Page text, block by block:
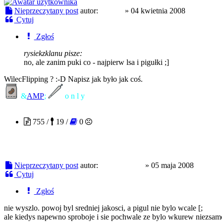
Nieprzeczytany post autor: » 04 kwietnia 2008
Cytuj
Zgłoś
rysiekzklanu pisze:
no, ale zanim puki co - najpierw lsa i pigułki ;]
WilecFlipping ? :-D Napisz jak było jak coś.
&AMP;
o n l y
755 /
19 / 0
Nieprzeczytany post autor: » 05 maja 2008
Cytuj
Zgłoś
nie wyszlo. powoj byl sredniej jakosci, a pigul nie bylo wcale [;
ale kiedys napewno sproboje i sie pochwale ze bylo wkurew